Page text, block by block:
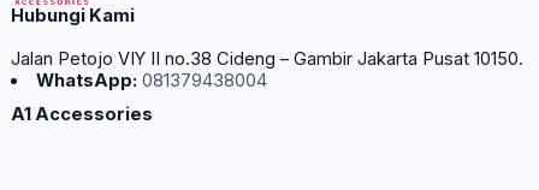
Hubungi Kami
Jalan Petojo VIY II no.38 Cideng – Gambir Jakarta Pusat 10150.
WhatsApp: 081379438004
A1 Accessories